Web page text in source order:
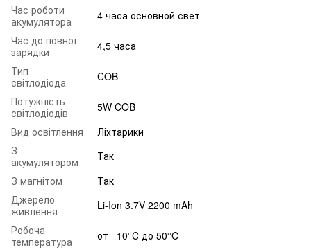
Час роботи
акумулятора
4 часа основной свет
Час до повної
зарядки
4,5 часа
Тип
світлодіода
COB
Потужність
світлодіодів
5W COB
Вид освітлення
Ліхтарики
З
акумулятором
Так
З магнітом
Так
Джерело
живлення
Li-Ion 3.7V 2200 mAh
Робоча
температура
от −10°C до 50°C